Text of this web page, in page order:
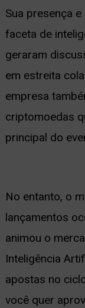
Sua presença
faceta de
geraram
em estreita
empresa
criptomoedas
principal do
No entanto, o
lançamentos
animou o
Inteligência
apostas no
você quer